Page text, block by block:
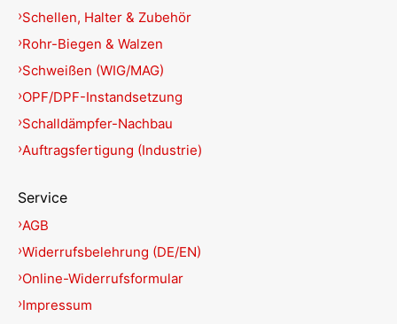
Schellen, Halter & Zubehör
Rohr-Biegen & Walzen
Schweißen (WIG/MAG)
OPF/DPF-Instandsetzung
Schalldämpfer-Nachbau
Auftragsfertigung (Industrie)
Service
AGB
Widerrufsbelehrung (DE/EN)
Online-Widerrufsformular
Impressum